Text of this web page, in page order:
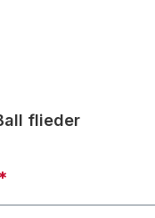
flieder